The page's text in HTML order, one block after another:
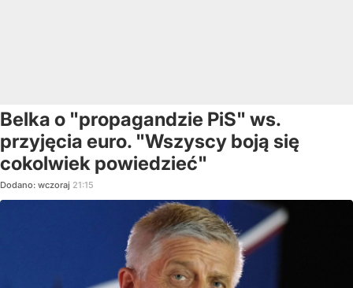
Belka o "propagandzie PiS" ws.
przyjęcia euro. "Wszyscy boją się
cokolwiek powiedzieć"
Dodano: wczoraj 21:15